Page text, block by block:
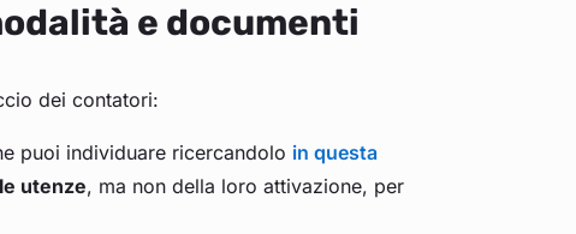
e documenti
dei contatori:
puoi individuare ricercandolo in questa
utenze, ma non della loro attivazione, per